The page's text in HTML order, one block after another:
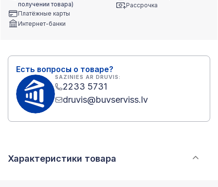
получении товара)
Платёжные карты
Интернет-банки
Рассрочка
Есть вопросы о товаре?
SAZINIES AR DRUVIS:
2233 5731
druvis@buvserviss.lv
Характеристики товара